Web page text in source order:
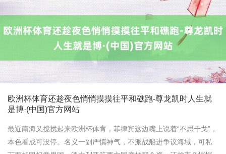
欧洲杯体育还趁夜色悄悄摸摸往平和礁跑-尊龙凯时人生就
是博·(中国)官方网站
最近南海又搅扰起来欧洲杯体育，菲律宾这边嘴上说着“不思干戈”，
本色看成可没停。名义一副严慎神气，不派战船进争议海域，可私